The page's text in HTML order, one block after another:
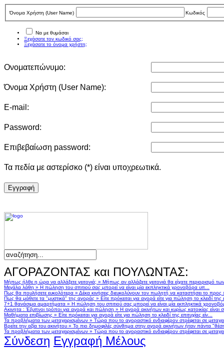
Όνομα Χρήστη (User Νame) Κωδικός
Να με θυμάσαι
Ξεχάσατε τον κωδικό σας;
Ξεχάσατε το όνομα χρήστη;
Ονοματεπώνυμο:
Όνομα Χρήστη (User Νame):
E-mail:
Password:
Επιβεβαίωση password:
Τα πεδία με αστερίσκο (*) είναι υποχρεωτικά.
Eγγραφή
ΑΓΟΡΑΖΟΝΤΑΣ και ΠΟΥΛΩΝΤΑΣ:
Μήπως ήλθε η ώρα να αλλάξετε γειτονιά; » Μήπως αν αλλάζατε γειτονιά θα είχατε περιορισμό
Μεγάλα λάθη » Η πώληση του σπιτιού σας μπορεί να είναι μία εκπληκτικά χρονοβόρα υπ...
Πως θα πουλήσετε ευκολότερα » Δέκα κινήσεις διευκολύνουν τον πωλητή να καταστήσει το
Πως θα μάθετε τα "μυστικά" της αγοράς » Είτε πρόκειται για αγορά είτε για πώληση το κλειδί της
7+1 θανάσιμα αμαρτήματα » Η πώληση του σπιτιού σας μπορεί να είναι μία εκπληκτικά
Ακινητα : Έξυπνοι τρόποι για αγορά και πώληση » Η αγορά ακινήτων και κυρίως κατοικίας
Μαθήματα επιβίωσης » Είτε πρόκειται για αγορά είτε για πώληση το κλειδί της επιτυχίας είν...
Τα προβλήματα των μεταχειρισμένων » Τώρα που το αγοραστικό ενδιαφέρον στρέφεται σε
Βρείτε την αξία του ακινήτου » Το πιο δημοφιλές σύνθημα στην αγορά ακινήτων ήταν πάντα
Τα προβλήματα των μεταχειρισμένων » Τώρα που το αγοραστικό ενδιαφέρον στρέφεται σε
Σύνδεση Εγγραφή Μέλους